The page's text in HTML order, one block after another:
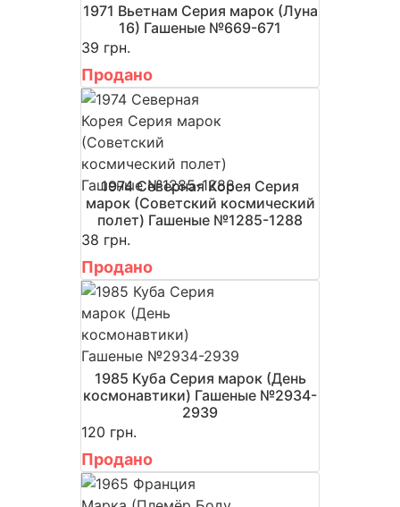
1971 Вьетнам Серия марок (Луна
16) Гашеные №669-671
39 грн.
Продано
1974 Северная Корея Серия
марок (Советский космический
полет) Гашеные №1285-1288
38 грн.
Продано
1985 Куба Серия марок (День
космонавтики) Гашеные №2934-
2939
120 грн.
Продано